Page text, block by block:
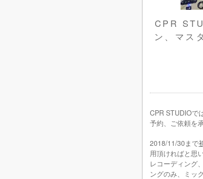
CPR
ン、マス
CPR STUDIOで
予約、ご依頼を
2018/11/30まで
用頂ければと思
レコーディング
ングのみ、ミッ